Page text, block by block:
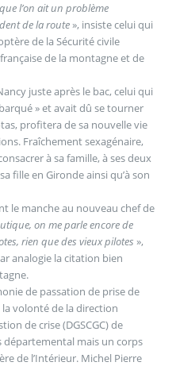
l’on ait un problème
de la route», insiste celui qui
de la Sécurité civile
de la montagne et de
juste après le bac, celui qui
» et avait dû se tourner
profitera de sa nouvelle vie
Fraîchement sexagénaire,
à sa famille, à ses deux
fille en Gironde ainsi qu’à son
le manche au nouveau chef de
on me parle encore de
rien que des vieux pilotes »,
analogie la citation bien
de passation de prise de
volonté de la direction
de crise (DGSCGC) de
départemental mais un corps
de l’Intérieur. Michel Pierre